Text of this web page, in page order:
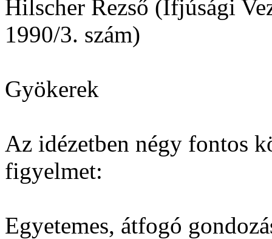
Hilscher Rezső (Ifjúsági
1990/3. szám)
Gyökerek
Az idézetben négy fontos
figyelmet:
Egyetemes, átfogó